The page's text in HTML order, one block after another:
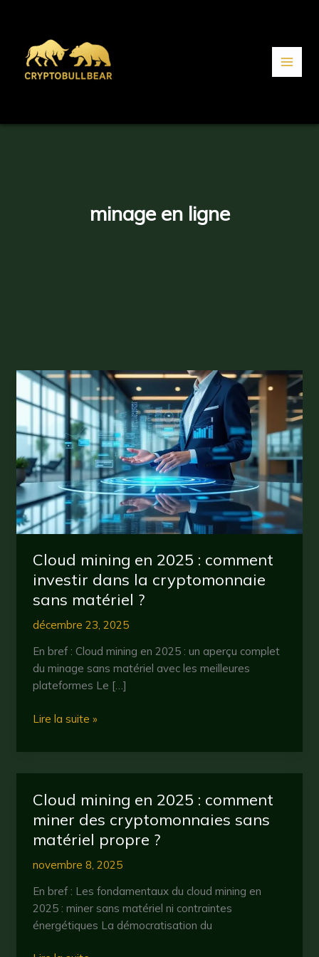
minage en ligne
Cloud mining en 2025 : comment
investir dans la cryptomonnaie
sans matériel ?
décembre 23, 2025
En bref : Cloud mining en 2025 : un aperçu complet
du minage sans matériel avec les meilleures
plateformes Le […]
Cloud
en
comment
investir
dans
cryptomonnaie
sans
matériel
?
Lire la suite »
Cloud mining en 2025 : comment
miner des cryptomonnaies sans
matériel propre ?
novembre 8, 2025
En bref : Les fondamentaux du cloud mining en
2025 : miner sans matériel ni contraintes
énergétiques La démocratisation du